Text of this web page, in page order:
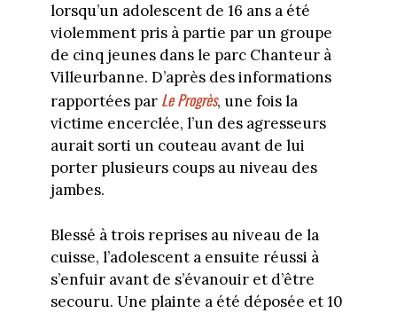
lorsqu’un adolescent de 16 ans a été
violemment pris à partie par un groupe
de cinq jeunes dans le parc Chanteur à
Villeurbanne. D’après des informations
rapportées par Le Progrès, une fois la
victime encerclée, l’un des agresseurs
aurait sorti un couteau avant de lui
porter plusieurs coups au niveau des
jambes.
Blessé à trois reprises au niveau de la
cuisse, l’adolescent a ensuite réussi à
s’enfuir avant de s’évanouir et d’être
secouru. Une plainte a été déposée et 10